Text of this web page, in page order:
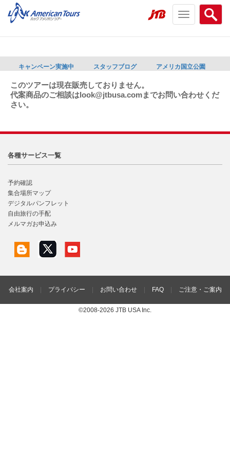
Search
menu
Toggle
navigation
キャンペーン実施中 スタッフブログ アメリカ国立公園
このツアーは現在販売しておりません。
代案商品のご相談はlook@jtbusa.comまでお問い合わせくだ
さい。
各種サービス一覧
予約確認
集合場所マップ
デジタルパンフレット
自由旅行の手配
メルマガお申込み
会社案内 プライバシー お問い合わせ FAQ ご注意・ご案内
©2008-2026 JTB USA Inc.